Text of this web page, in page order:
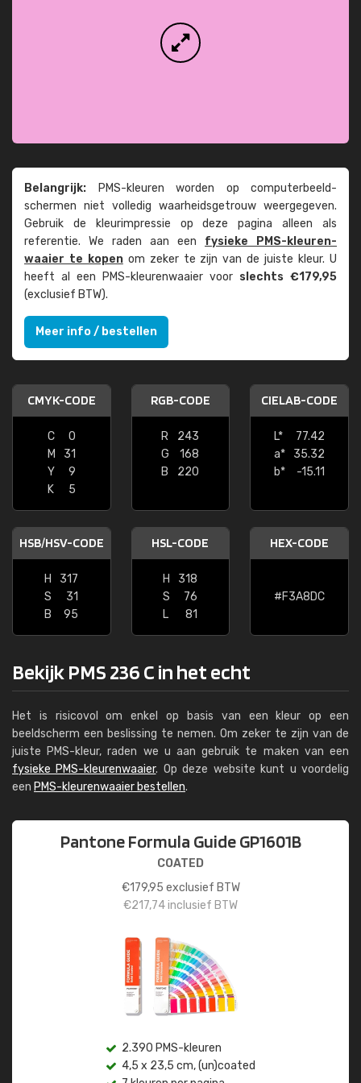
Belangrijk: PMS-kleuren worden op computer­beeld­
schermen niet volledig waarheids­­getrouw weer­gegeven.
Gebruik de kleur­impressie op deze pagina alleen als
referentie. We raden aan een fysieke PMS-kleuren­
waaier te kopenom zeker te zijn van de juiste kleur. U
heeft al een PMS-kleuren­waaier voor slechts €179,95
(exclusief BTW).
Meer info / bestellen
CMYK-CODE
C
0
M
31
Y
9
K
5
RGB-CODE
R
243
G
168
B
220
CIELAB-CODE
L*
77.42
a*
35.32
b*
-15.11
HSB/HSV-CODE
H
317
S
31
B
95
HSL-CODE
H
318
S
76
L
81
HEX-CODE
#F3A8DC
Bekijk PMS 236 C in het echt
Het is risicovol om enkel op basis van een kleur op een
beeldscherm een beslissing te nemen. Om zeker te zijn van de
juiste PMS-kleur, raden we u aan gebruik te maken van een
fysieke PMS-kleurenwaaier. Op deze website kunt u voordelig
een PMS-kleurenwaaier bestellen.
Pantone Formula Guide GP1601B
COATED
€179,95 exclusief BTW
€217,74inclusief BTW
2.390 PMS-kleuren
4,5 x 23,5 cm, (un)coated